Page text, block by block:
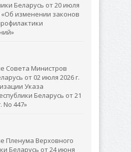
Беларусь от 20 июля
«Об изменении законов
Совета Министров
от 02 июля 2026 г.
Указа
Беларусь от 21
No 447»
Пленума Верховного
Беларусь от 24 июня